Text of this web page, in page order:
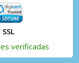
SSL
verificadas